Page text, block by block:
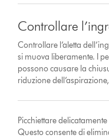
Controllare
Controllare l’aletta
si muova liberamente. I
possono causare la
riduzione
Picchiettare
Questo consente di